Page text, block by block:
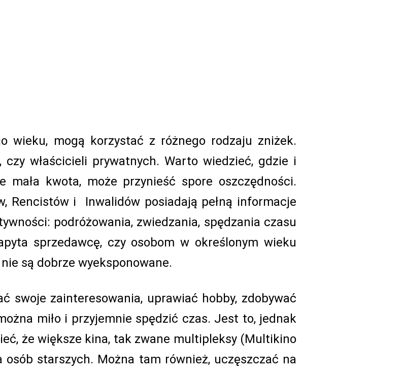
wieku, mogą korzystać z różnego rodzaju zniżek.
właścicieli prywatnych. Warto wiedzieć, gdzie i
kwota, może przynieść spore oszczędności.
Rencistów i Inwalidów posiadają pełną informacje
podróżowania, zwiedzania, spędzania czasu
sprzedawcę, czy osobom w określonym wieku
są dobrze wyeksponowane.
swoje zainteresowania, uprawiać hobby, zdobywać
miło i przyjemnie spędzić czas. Jest to, jednak
że większe kina, tak zwane multipleksy (Multikino
starszych. Można tam również, uczęszczać na